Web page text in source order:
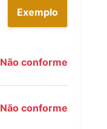
Exemplo
Não conforme
Não conforme